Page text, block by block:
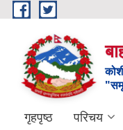
Skip to main content
गृहपृष्ठ परिचय